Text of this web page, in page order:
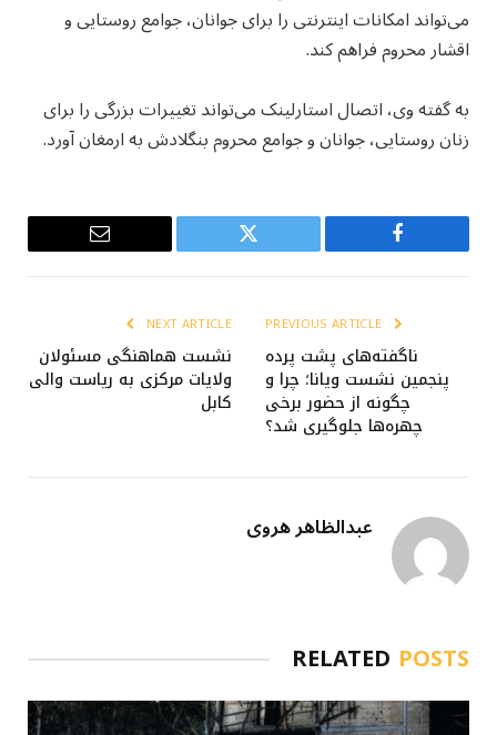
می‌تواند امکانات اینترنتی را برای جوانان، جوامع روستایی و
اقشار محروم فراهم کند.
به گفته وی، اتصال استارلینک می‌تواند تغییرات بزرگی را برای
زنان روستایی، جوانان و جوامع محروم بنگلادش به ارمغان آورد.
Facebook
Twitter
Email
ناگفته‌های پشت پرده
پنجمین نشست ویانا؛ چرا و
چگونه از حضور برخی
چهره‌ها جلوگیری شد؟
NEXT ARTICLE
نشست هماهنگی مسئولان
ولایات مرکزی به ریاست والی
کابل
عبدالظاهر هروی
RELATED POSTS